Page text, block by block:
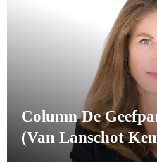
Column De
(Van Lanschot